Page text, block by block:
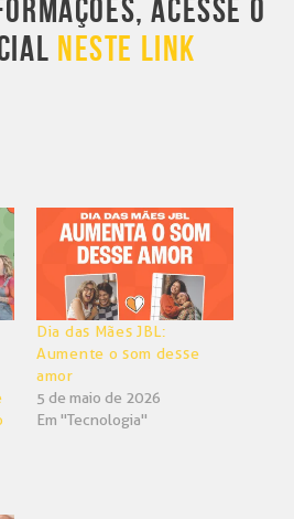
ACESSE O
NESTE LINK
Dia das Mães JBL:
Aumente o som desse
amor
5 de maio de 2026
Em "Tecnologia"